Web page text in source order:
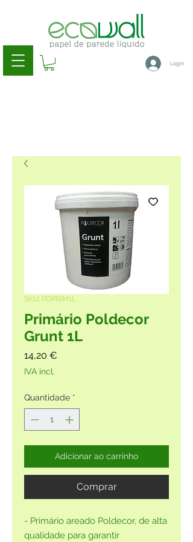
Login
SKU: PDPRIM1L
Primário Poldecor
Grunt 1L
14,20 €
IVA incl.
Quantidade *
Adicionar ao carrinho
Comprar
- Primário areado Poldecor, de alta
qualidade para garantir